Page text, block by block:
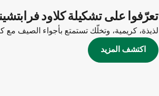
تعرّفوا على تشكيلة كلاود
لذيذة، كريمية، وتخلّك تستمتع بأجواء الصيف
اكتشف المزيد